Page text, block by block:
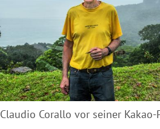
Claudio Corallo vor seiner Kakao-